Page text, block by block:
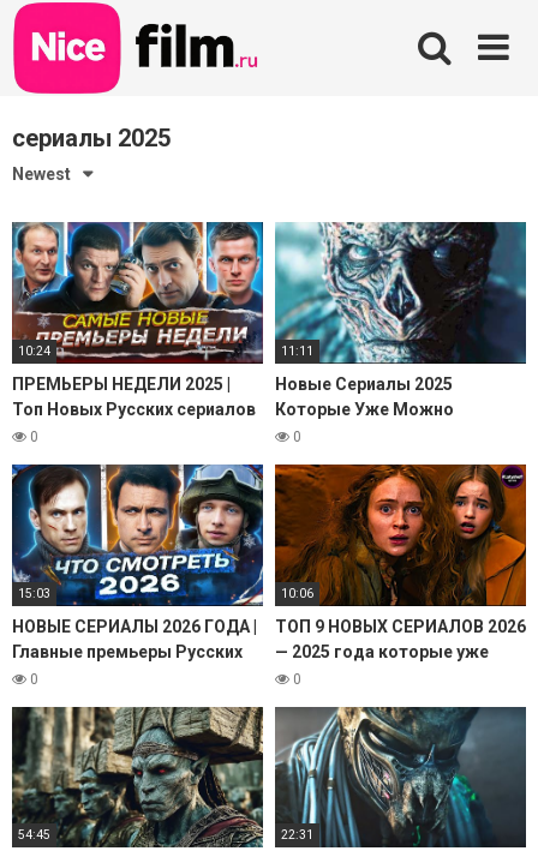
Skip
to
content
сериалы 2025
Newest
10:24
ПРЕМЬЕРЫ НЕДЕЛИ 2025 |
Топ Новых Русских сериалов
и фильмов декабрь январь
0
11:11
Новые Сериалы 2025
Которые Уже Можно
Посмотреть. Премьеры и
0
15:03
НОВЫЕ СЕРИАЛЫ 2026 ГОДА |
Главные премьеры Русских
сериалов и фильмов 2026
0
10:06
ТОП 9 НОВЫХ СЕРИАЛОВ 2026
— 2025 года которые уже
вышли! / НОВЫЕ СЕРИАЛЫ
0
54:45 22:31